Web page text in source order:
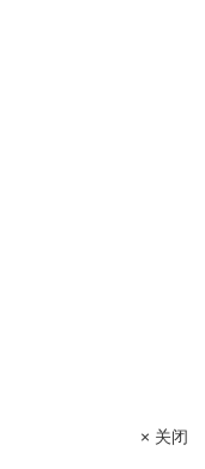
× 关闭